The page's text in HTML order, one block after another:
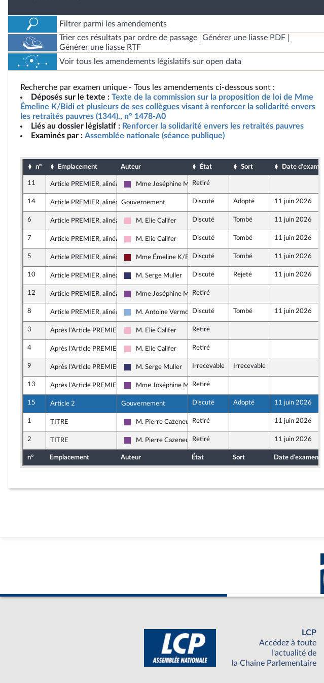
Filtrer parmi les amendements
Trier ces résultats par ordre de passage
Générer une liasse PDF
Générer une liasse RTF
Voir tous les amendements législatifs sur open data
Recherche par examen unique - Tous les amendements ci-dessous sont :
Déposés sur le texte : Texte de la commission sur la proposition de loi de Mme
Émeline K/Bidi et plusieurs de ses collègues visant à renforcer la solidarité envers
les retraités pauvres (1344)., n° 1478-A0
Liés au dossier législatif : Renforcer la solidarité envers les retraités pauvres
Examinés par : Assemblée nationale (séance publique)
n° Emplacement Auteur État Sort Date d'examen
11 Article PREMIER, alinéa 1
Ensemble pour la République
Mme Joséphine Missoffe
Retiré
14 Article PREMIER, alinéa 1Gouvernement Discuté Adopté 11 juin 2026
6 Article PREMIER, alinéa 2
Socialistes et apparentés
M. Elie Califer Discuté Tombé 11 juin 2026
7 Article PREMIER, alinéa 2
Socialistes et apparentés
M. Elie Califer Discuté Tombé 11 juin 2026
5 Article PREMIER, alinéa 3
Gauche Démocrate et Républicaine
Mme Émeline K/BidiDiscuté Tombé 11 juin 2026
10 Article PREMIER, alinéa 4
Rassemblement National
M. Serge Muller Discuté Rejeté 11 juin 2026
12 Article PREMIER, alinéa 5
Ensemble pour la République
Mme Joséphine Missoffe
Retiré
8 Article PREMIER, alinéa 5
Droite Républicaine
M. Antoine Vermorel-Marques
Discuté Tombé 11 juin 2026
3 Après l'Article PREMIER
Socialistes et apparentés
M. Elie Califer Retiré
4 Après l'Article PREMIER
Socialistes et apparentés
M. Elie Califer Retiré
9 Après l'Article PREMIER
Rassemblement National
M. Serge Muller Irrecevable Irrecevable
13 Après l'Article PREMIER
Ensemble pour la République
Mme Joséphine Missoffe
Retiré
15 Article 2 Gouvernement Discuté Adopté 11 juin 2026
1 TITRE
Ensemble pour la République
M. Pierre CazeneuveRetiré 11 juin 2026
2 TITRE
Ensemble pour la République
M. Pierre CazeneuveRetiré 11 juin 2026
n° Emplacement Auteur État Sort Date d'examen
LCP
Accédez à toute
l'actualité de
la Chaine Parlementaire